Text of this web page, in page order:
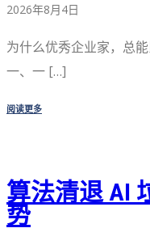
2026年8月4日
为什么优秀企业家，总
一、一 […]
阅读更多
算法清退 AI
势